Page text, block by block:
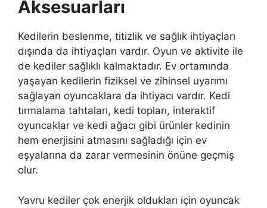
Aksesuarları
Kedilerin beslenme, titizlik ve sağlık ihtiyaçları
dışında da ihtiyaçları vardır. Oyun ve aktivite ile
de kediler sağlıklı kalmaktadır. Ev ortamında
yaşayan kedilerin fiziksel ve zihinsel uyarımı
sağlayan oyuncaklara da ihtiyacı vardır. Kedi
tırmalama tahtaları, kedi topları, interaktif
oyuncaklar ve kedi ağacı gibi ürünler kedinin
hem enerjisini atmasını sağladığı için ev
eşyalarına da zarar vermesinin önüne geçmiş
olur.
Yavru kediler çok enerjik oldukları için oyuncak